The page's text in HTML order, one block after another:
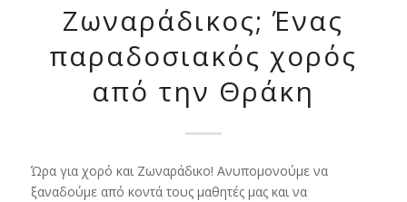
Ζωναράδικος; Ένας
παραδοσιακός χορός
από την Θράκη
Ώρα για χορό και Ζωναράδικο! Ανυπομονούμε να
ξαναδούμε από κοντά τους μαθητές μας και να